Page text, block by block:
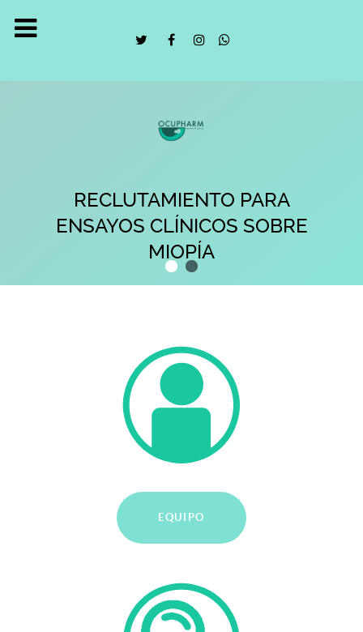
RECLUTAMIENTO PARA
ENSAYOS CLÍNICOS SOBRE
MIOPÍA
EQUIPO